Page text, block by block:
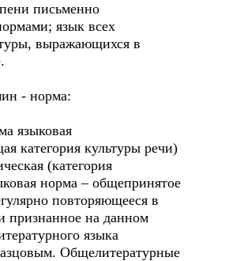
письменно
язык всех
выражающихся в
- норма:
языковая
категория культуры речи)
(категория
норма – общепринятое
повторяющееся в
признанное на данном
языка
Общелитературные